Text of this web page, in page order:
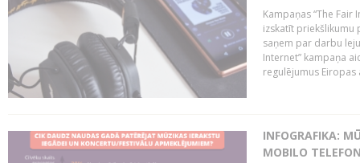
Kampaņas “The
izskatīt priekšlikumu
saņem par darbu
Internet” kampaņa
regulējumus
INFOGRAFIKA:
MOBILO